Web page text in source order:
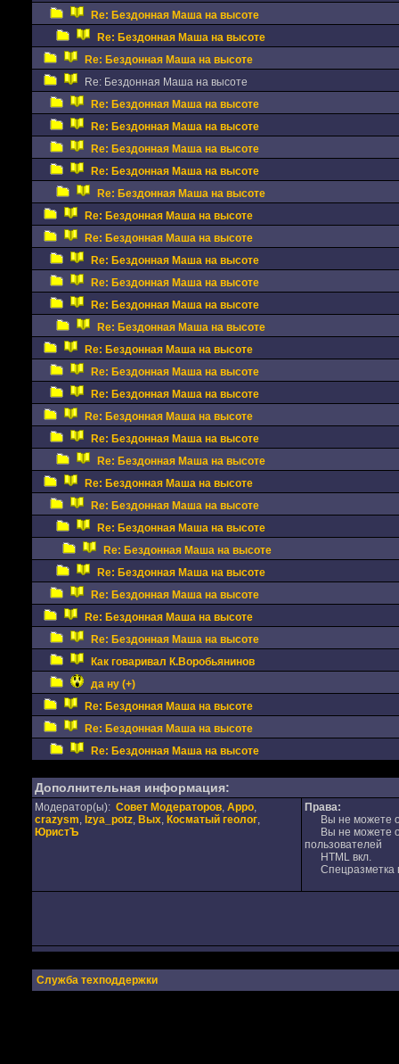
Re: Бездонная Маша на высоте
Re: Бездонная Маша на высоте
Re: Бездонная Маша на высоте
Re: Бездонная Маша на высоте
Re: Бездонная Маша на высоте
Re: Бездонная Маша на высоте
Re: Бездонная Маша на высоте
Re: Бездонная Маша на высоте
Re: Бездонная Маша на высоте
Re: Бездонная Маша на высоте
Re: Бездонная Маша на высоте
Re: Бездонная Маша на высоте
Re: Бездонная Маша на высоте
Re: Бездонная Маша на высоте
Re: Бездонная Маша на высоте
Re: Бездонная Маша на высоте
Re: Бездонная Маша на высоте
Re: Бездонная Маша на высоте
Re: Бездонная Маша на высоте
Re: Бездонная Маша на высоте
Re: Бездонная Маша на высоте
Re: Бездонная Маша на высоте
Re: Бездонная Маша на высоте
Re: Бездонная Маша на высоте
Re: Бездонная Маша на высоте
Re: Бездонная Маша на высоте
Re: Бездонная Маша на высоте
Re: Бездонная Маша на высоте
Re: Бездонная Маша на высоте
Как говаривал К.Воробьянинов
да ну (+)
Re: Бездонная Маша на высоте
Re: Бездонная Маша на высоте
Re: Бездонная Маша на высоте
Дополнительная информация:
Модератор(ы): Совет Модераторов, Appo,
crazysm, Izya_potz, Вых, Косматый геолог,
ЮристЪ
Права:
Вы не можете
Вы не можете
пользователей
HTML вкл.
Спецразметка
Служба техподдержки